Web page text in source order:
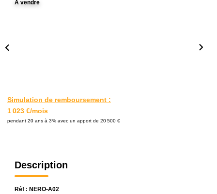
A vendre
Simulation de remboursement :
1 023 €/mois
pendant 20 ans à 3% avec un apport de 20 500 €
Description
Réf : NERO-A02